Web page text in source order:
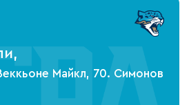
Майкл, 70. Симонов